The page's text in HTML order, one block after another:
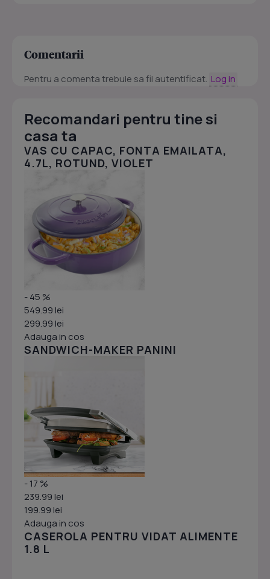
Comentarii
Pentru a comenta trebuie sa fii autentificat. Log in
Recomandari pentru tine si
casa ta
VAS CU CAPAC, FONTA EMAILATA,
4.7L, ROTUND, VIOLET
- 45 %
549.99 lei
299.99 lei
Adauga in cos
SANDWICH-MAKER PANINI
- 17 %
239.99 lei
199.99 lei
Adauga in cos
CASEROLA PENTRU VIDAT ALIMENTE
1.8 L